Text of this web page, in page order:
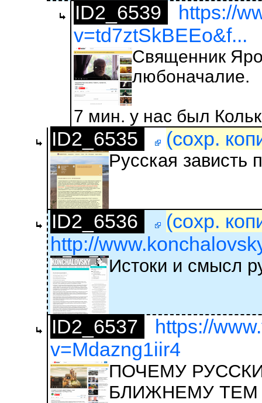
ID2_6539
https://
v=td7ztSkBEEo&f...
Священник
любоначалие.
7 мин. у нас был
ID2_6535 (сохр.
Русская зависть
ID2_6536
(сохр.
http://
Истоки и смысл
ID2_6537
https://
v=Mdazng1iir4
ПОЧЕМУ
БЛИЖНЕМУ ТЕМ